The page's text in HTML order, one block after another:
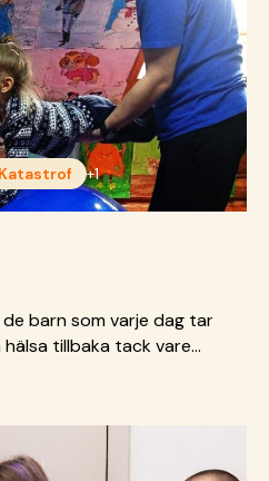
Katastrof +1
barn som varje dag tar
tillbaka tack vare
Barnbyar.